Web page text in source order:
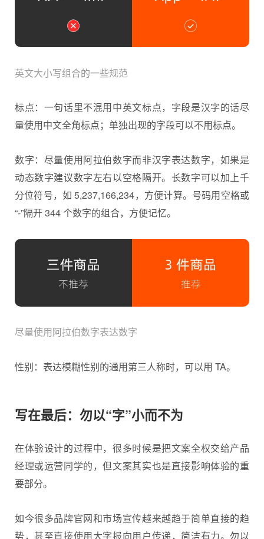
英文大小写组合的一些规范
标点：一句话里不混用中英文标点，字段是汉字的话尽
量使用中文全角标点；单独出现的字段可以不用标点。
数字：尽量使用阿拉伯数字而非汉字表达数字，如果是
动态数字建议数字左右以空格隔开。长数字可以加上千
分位符号，如 5,237,166,234，方便计算。号码用空格或
“-”隔开 344 个数字的组合，方便记忆。
尽量使用阿拉伯数字表达数字
性别：表达模糊性别的通用第三人称时，可以用 TA。
写在最后：勿以“字”小而不为
在体验设计的过程中，很多时候是把文案全权交给产品
经理或运营同学的，但文案其实也是直接影响体验的重
要部分。
如今很多品牌官网和市场宣传越来越趋于简单直接的趋
势，甚至直接使用大字报向用户传递，简洁有力。勿以